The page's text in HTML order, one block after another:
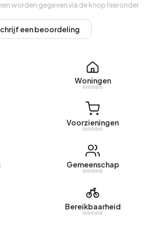
17 woningen te koop in Broekhem
woning is
verkocht.
voor een koopwoning in
afgelopen jaar €499.539. Dit is 63%
WOZ-waarde van €306.000.
per m² perceel is €3.330.
in Broekhem Zuid. Het afgelopen
in 60 dagen verhuurd.
beschikbaar voor Broekhem
worden gegeven via de knop hieronder
een beoordeling
Woningen
Voorzieningen
Gemeenschap
Bereikbaarheid